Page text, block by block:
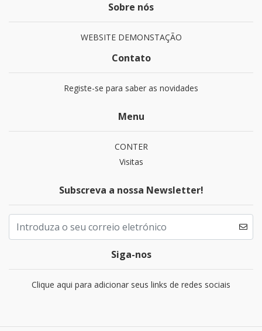
Sobre nós
WEBSITE DEMONSTAÇÃO
Contato
Registe-se para saber as novidades
Menu
CONTER
Visitas
Subscreva a nossa Newsletter!
Siga-nos
Clique aqui para adicionar seus links de redes sociais